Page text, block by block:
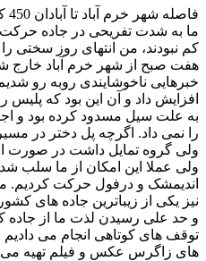
ما به شدت تفریحی در جاده حرکت
کم نبودند، من انتهای روز سختی
هفت صبح از شهر خرم آباد خارج
خبرهایی ناخوشایندی روبه رو
افزایش داد و آن این بود که پلیس
به علت سیل مسدود کرده بود و
را نمی داد. اگرچه پل دختر در
ولی گروه تمایل داشت در صورت
ولی عملا این امکان از ما سلب
اندیمشک و درفول حرکت کردیم.
نیز یکی از زیباترین جاده های
و حد علی رسیدن لذت ما از جاده
توقف های کوتاهی انجام می دادیم
های زاگرس عکس و فیلم تهیه می